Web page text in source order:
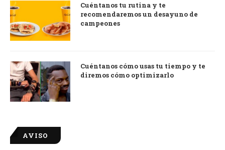
Cuéntanos tu rutina y te
recomendaremos un desayuno de
campeones
Cuéntanos cómo usas tu tiempo y te
diremos cómo optimizarlo
AVISO